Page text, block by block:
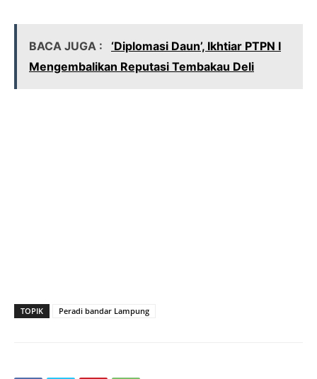
BACA JUGA :
‘Diplomasi Daun’, Ikhtiar PTPN I
Mengembalikan Reputasi Tembakau Deli
TOPIK Peradi bandar Lampung